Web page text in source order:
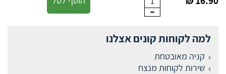
למה לקוחות קונים אצלנו
קניה מאובטחת
שירות לקוחות מנצח